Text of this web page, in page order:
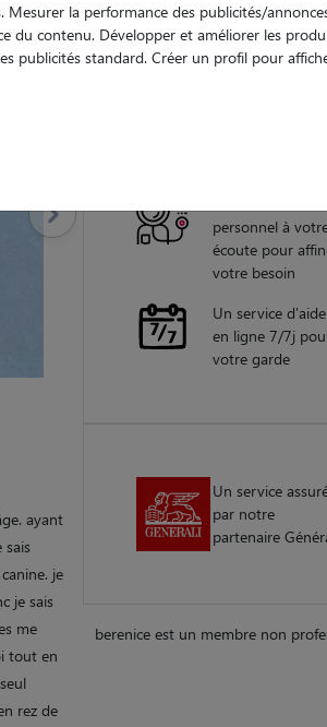
ayant
sais
je
je sais
me
tout en
rez de
garanties
personnel à
écoute pour
votre besoin
Un service d'aide
en ligne 7/7j
votre garde
Un service
par notre
partenaire
berenice est un membre non
la performance des publicités/
du contenu. Développer et améliorer les
publicités standard. Créer un profil pour